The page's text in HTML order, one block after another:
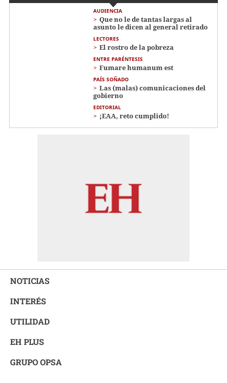
AUDIENCIA
Que no le de tantas largas al
asunto le dicen al general retirado
LECTORES
El rostro de la pobreza
ENTRE PARÉNTESIS
Fumare humanum est
PAÍS SOÑADO
Las (malas) comunicaciones del
gobierno
EDITORIAL
¡EAA, reto cumplido!
NOTICIAS
INTERÉS
UTILIDAD
EH PLUS
GRUPO OPSA